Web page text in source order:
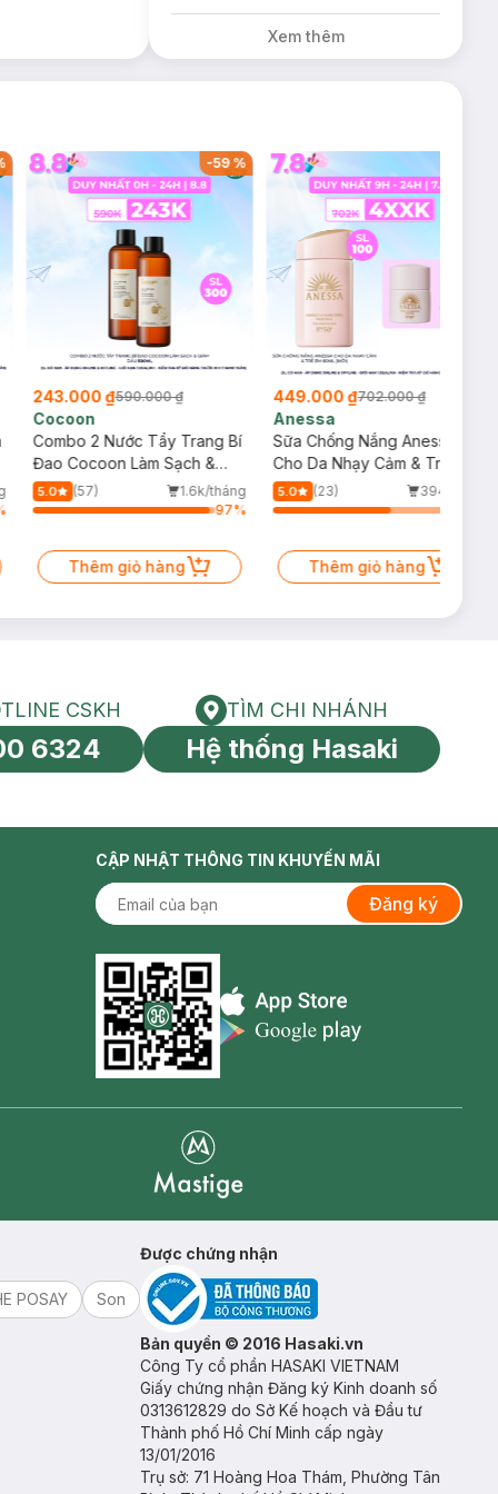
Xem thêm
-59%
243.000 ₫590.000 ₫
Cocoon
Combo 2 Nước Tẩy Trang Bí
Đao Cocoon Làm Sạch &
Giảm Dầu 500ml
5.0 (57)
1.6k/tháng
97%
Thêm giỏ hàng
449.000 ₫702.000 ₫
Anessa
Sữa Chống Nắng Anessa
Cho Da Nhạy Cảm & Trẻ Em
60ml (Mới)
5.0 (23)
394/tháng
Thêm giỏ hàng
toàn cầu
HOTLINE CSKH
CSKH
6324
Tìm chi nhánh
TÌM CHI NHÁNH
Hệ thống Hasaki
CẬP NHẬT THÔNG TIN KHUYẾN MÃI
Đăng ký
Appstore icon
POSAY
Son
Được chứng nhận
Bản quyền © 2016 Hasaki.vn
Công Ty cổ phần HASAKI VIETNAM
Giấy chứng nhận Đăng ký Kinh doanh số
0313612829 do Sở Kế hoạch và Đầu tư
Thành phố Hồ Chí Minh cấp ngày
13/01/2016
Trụ sở: 71 Hoàng Hoa Thám, Phường Tân